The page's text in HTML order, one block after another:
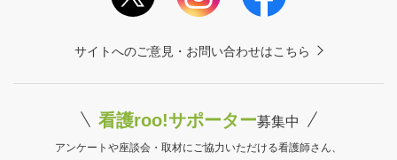
サイトへのご意見・お問い合わせはこちら
看護roo!サポーター募集中
アンケートや座談会・取材にご協力いただける看護師さん、